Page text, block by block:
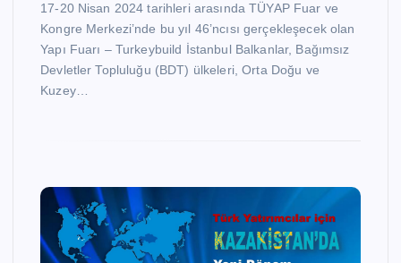
17-20 Nisan 2024 tarihleri arasında TÜYAP Fuar ve
Kongre Merkezi’nde bu yıl 46’ncısı gerçekleşecek olan
Yapı Fuarı – Turkeybuild İstanbul Balkanlar, Bağımsız
Devletler Topluluğu (BDT) ülkeleri, Orta Doğu ve
Kuzey…